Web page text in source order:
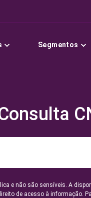
Segmentos
e não são sensíveis. A
de acesso à informação.